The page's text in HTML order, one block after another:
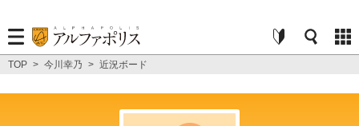
TOP > 今川幸乃 > 近況ボード